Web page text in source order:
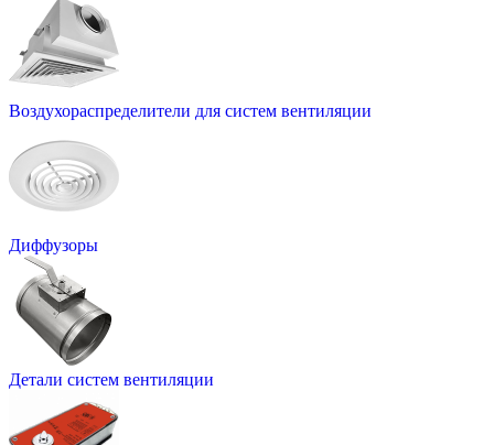
Воздухораспределители для систем вентиляции
Диффузоры
Детали систем вентиляции